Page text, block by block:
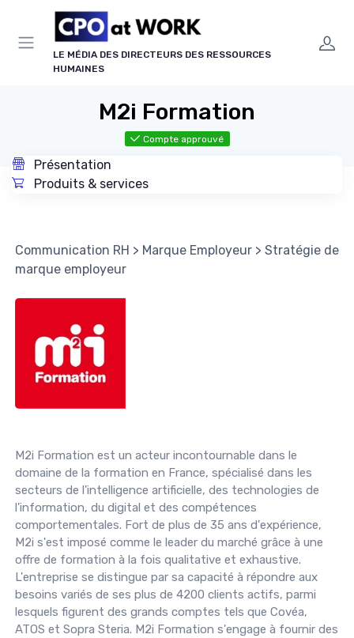
LE MÉDIA DES DIRECTEURS DES RESSOURCES
HUMAINES
M2i Formation
Compte approuvé
Présentation
Produits & services
Communication RH > Marque Employeur > Stratégie de
marque employeur
M2i Formation est un acteur incontournable dans le
domaine de la formation en France, spécialisé dans les
secteurs de l'intelligence artificielle, des technologies de
l'information, du digital et des compétences
comportementales. Fort de plus de 35 ans d'expérience,
M2i s'est imposé comme le leader du marché grâce à une
offre de formation à la fois qualitative et exhaustive.
L'entreprise se distingue par sa capacité à répondre aux
besoins variés de ses plus de 4200 clients actifs, parmi
lesquels figurent des grands comptes tels que Covéa,
ATOS et Sopra Steria. M2i Formation s'engage à fournir des
Panneau de gestion des cookies